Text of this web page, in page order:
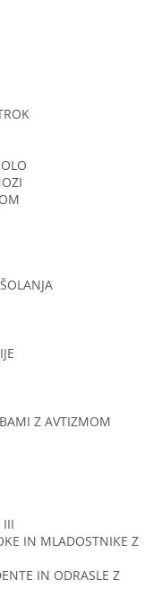
Z AVTIZMOM
III
IN MLADOSTNIKE Z
IN ODRASLE Z